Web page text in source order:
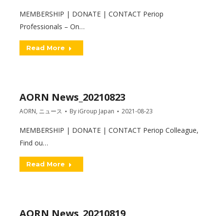
MEMBERSHIP | DONATE | CONTACT Periop
Professionals – On…
Read More
AORN News_20210823
AORN, ニュース By iGroup Japan 2021-08-23
MEMBERSHIP | DONATE | CONTACT Periop Colleague,
Find ou…
Read More
AORN News_20210819